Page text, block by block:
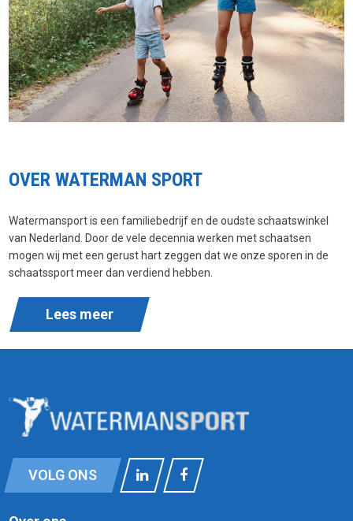
OVER WATERMAN SPORT
Watermansport is een familiebedrijf en de oudste schaatswinkel
van Nederland. Door de vele decennia werken met schaatsen
mogen wij met een gerust hart zeggen dat we onze sporen in de
schaatssport meer dan verdiend hebben.
Lees meer
VOLG ONS